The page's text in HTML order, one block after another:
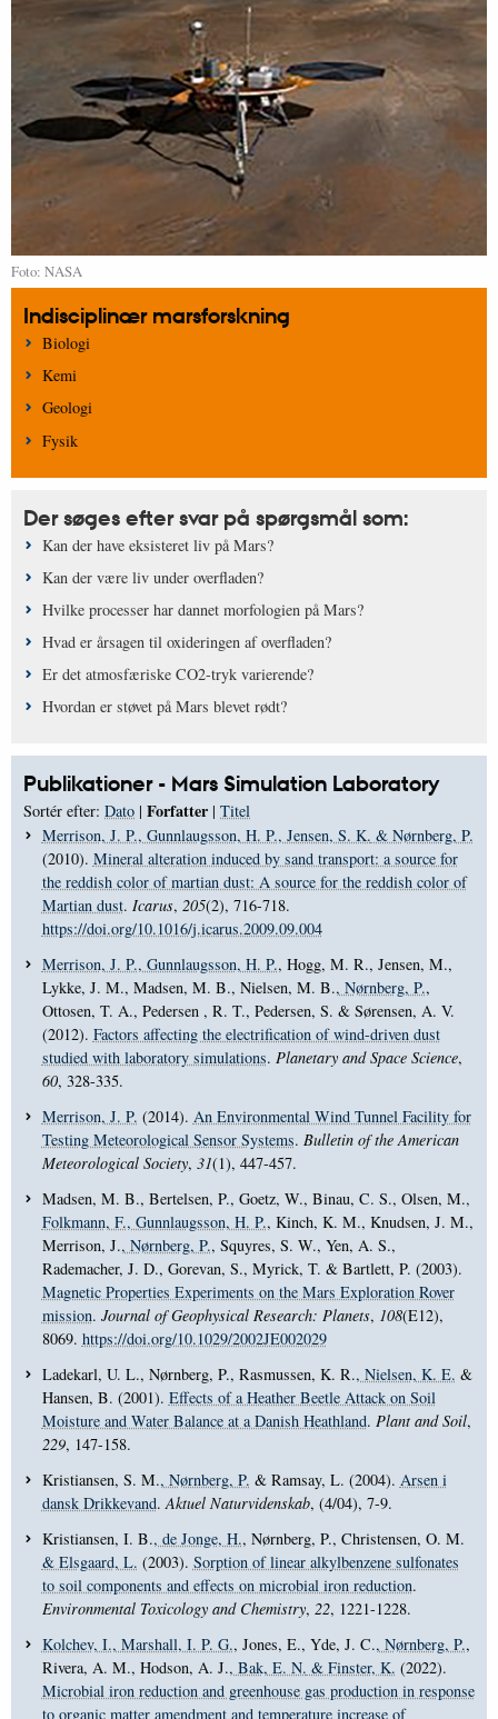
Foto: NASA
Indisciplinær marsforskning
Biologi
Kemi
Geologi
Fysik
Der søges efter svar på spørgsmål som:
Kan der have eksisteret liv på Mars?
Kan der være liv under overfladen?
Hvilke processer har dannet morfologien på Mars?
Hvad er årsagen til oxideringen af overfladen?
Er det atmosfæriske CO2-tryk varierende?
Hvordan er støvet på Mars blevet rødt?
Publikationer - Mars Simulation Laboratory
Sortér efter: Dato | Forfatter | Titel
Merrison, J. P., Gunnlaugsson, H. P., Jensen, S. K. & Nørnberg, P.
(2010). Mineral alteration induced by sand transport: a source for
the reddish color of martian dust: A source for the reddish color of
Martian dust. Icarus, 205(2), 716-718.
https://doi.org/10.1016/j.icarus.2009.09.004
Merrison, J. P., Gunnlaugsson, H. P., Hogg, M. R., Jensen, M.,
Lykke, J. M., Madsen, M. B., Nielsen, M. B., Nørnberg, P.,
Ottosen, T. A., Pedersen , R. T., Pedersen, S. & Sørensen, A. V.
(2012). Factors affecting the electrification of wind-driven dust
studied with laboratory simulations. Planetary and Space Science,
60, 328-335.
Merrison, J. P. (2014). An Environmental Wind Tunnel Facility for
Testing Meteorological Sensor Systems. Bulletin of the American
Meteorological Society, 31(1), 447-457.
Madsen, M. B., Bertelsen, P., Goetz, W., Binau, C. S., Olsen, M.,
Folkmann, F., Gunnlaugsson, H. P., Kinch, K. M., Knudsen, J. M.,
Merrison, J., Nørnberg, P., Squyres, S. W., Yen, A. S.,
Rademacher, J. D., Gorevan, S., Myrick, T. & Bartlett, P. (2003).
Magnetic Properties Experiments on the Mars Exploration Rover
mission. Journal of Geophysical Research: Planets, 108(E12),
8069. https://doi.org/10.1029/2002JE002029
Ladekarl, U. L., Nørnberg, P., Rasmussen, K. R., Nielsen, K. E. &
Hansen, B. (2001). Effects of a Heather Beetle Attack on Soil
Moisture and Water Balance at a Danish Heathland. Plant and Soil,
229, 147-158.
Kristiansen, S. M., Nørnberg, P. & Ramsay, L. (2004). Arsen i
dansk Drikkevand.Aktuel Naturvidenskab, (4/04), 7-9.
Kristiansen, I. B., de Jonge, H., Nørnberg, P., Christensen, O. M.
& Elsgaard, L. (2003). Sorption of linear alkylbenzene sulfonates
to soil components and effects on microbial iron reduction.
Environmental Toxicology and Chemistry, 22, 1221-1228.
Kolchev, I., Marshall, I. P. G., Jones, E., Yde, J. C., Nørnberg, P.,
Rivera, A. M., Hodson, A. J., Bak, E. N. & Finster, K. (2022).
Microbial iron reduction and greenhouse gas production in response
to organic matter amendment and temperature increase of